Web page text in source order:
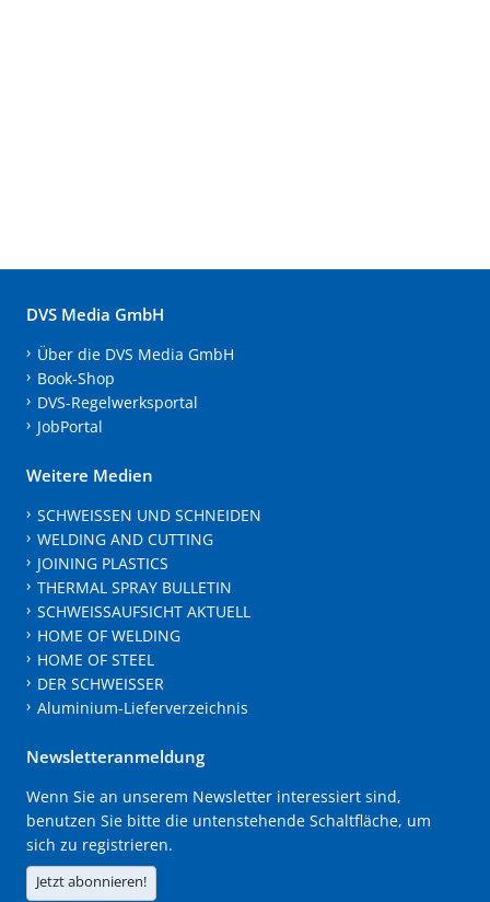
DVS Media GmbH
Über die DVS Media GmbH
Book-Shop
DVS-Regelwerksportal
JobPortal
Weitere Medien
SCHWEISSEN UND SCHNEIDEN
WELDING AND CUTTING
JOINING PLASTICS
THERMAL SPRAY BULLETIN
SCHWEISSAUFSICHT AKTUELL
HOME OF WELDING
HOME OF STEEL
DER SCHWEISSER
Aluminium-Lieferverzeichnis
Newsletteranmeldung
Wenn Sie an unserem Newsletter interessiert sind,
benutzen Sie bitte die untenstehende Schaltfläche, um
sich zu registrieren.
Jetzt abonnieren!